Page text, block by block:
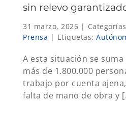
sin relevo
31 marzo, 2026 |
Prensa | Etiquetas:
A esta situación se
más de 1.800.000
trabajo por cuenta
falta de mano de obra y